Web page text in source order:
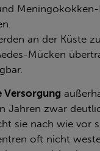
an der Küste
Mücken
Versorgung
Jahren zwar
sie nach wie vor
oft nicht